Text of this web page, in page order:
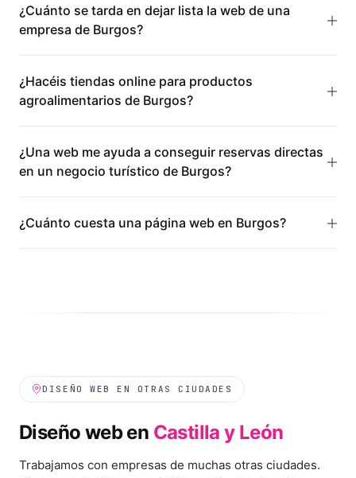
¿Cuánto se tarda en dejar lista la web de una
empresa de Burgos?
¿Hacéis tiendas online para productos
agroalimentarios de Burgos?
¿Una web me ayuda a conseguir reservas directas
en un negocio turístico de Burgos?
¿Cuánto cuesta una página web en Burgos?
DISEÑO WEB EN OTRAS CIUDADES
Diseño web en Castilla y León
Trabajamos con empresas de muchas otras ciudades.